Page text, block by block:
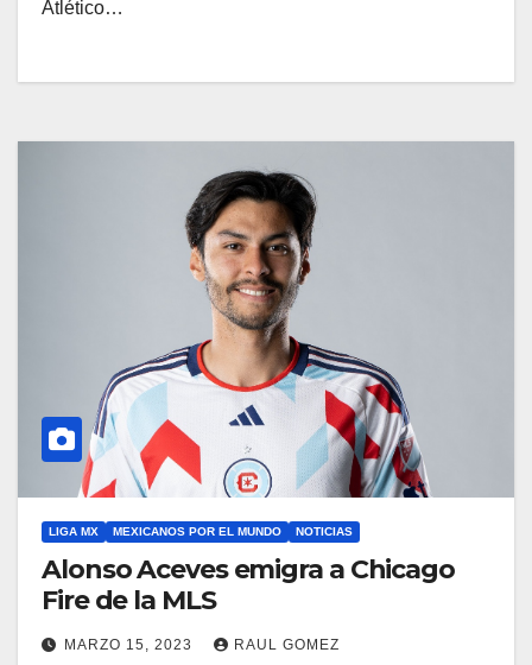
Atlético…
LIGA MX MEXICANOS POR EL MUNDO NOTICIAS
Alonso Aceves emigra a Chicago
Fire de la MLS
MARZO 15, 2023 RAUL GOMEZ